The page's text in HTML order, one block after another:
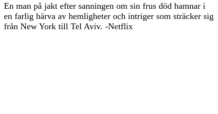
En man på jakt efter sanningen om sin frus död hamnar i
en farlig härva av hemligheter och intriger som sträcker sig
från New York till Tel Aviv. -Netflix